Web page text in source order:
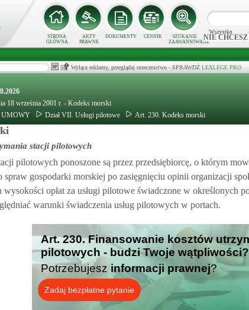
STRONA
GŁÓWNA
AKTY
PRAWNE
DOKUMENTY CENNIK
SZUKANIE
ZAAWANSOWANE
Wszystko
NIE
Wyłącz reklamy, przeglądaj orzecznictwo - SPRAWDŹ LEXLEGE PRO
18 września 2001 r. - Kodeks morski
Dział VII. Usługi pilotowe Art. 230. Kodeks morski
stacji pilotowych
pilotowych ponoszone są przez przedsiębiorcę, o którym
spraw gospodarki morskiej po zasięgnięciu opinii organizacji
wysokości opłat za usługi pilotowe świadczone w określonych
warunki świadczenia usług pilotowych w portach.
Art. 230. Finansowanie kosztów
pilotowych - budzi Twoje wątpliwości?
Potrzebujesz informacji prawnej?
Zadaj bezpłatne pytanie